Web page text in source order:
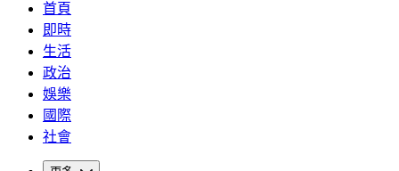
首頁
即時
生活
政治
娛樂
國際
社會